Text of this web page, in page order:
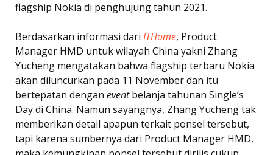
flagship Nokia di penghujung tahun 2021.
Berdasarkan informasi dari ITHome, Product
Manager HMD untuk wilayah China yakni Zhang
Yucheng mengatakan bahwa flagship terbaru Nokia
akan diluncurkan pada 11 November dan itu
bertepatan dengan eventbelanja tahunan Single’s
Day di China. Namun sayangnya, Zhang Yucheng tak
memberikan detail apapun terkait ponsel tersebut,
tapi karena sumbernya dari Product Manager HMD,